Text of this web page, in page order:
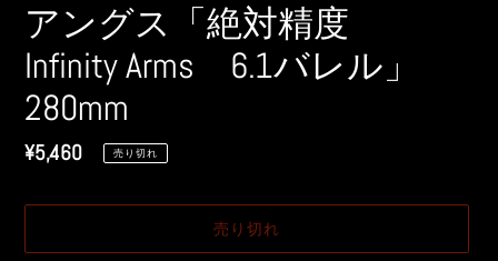
アングス「絶対精度
Infinity Arms 6.1バレル」
280mm
通
価
格
¥5,460 売り切れ
売り切れ